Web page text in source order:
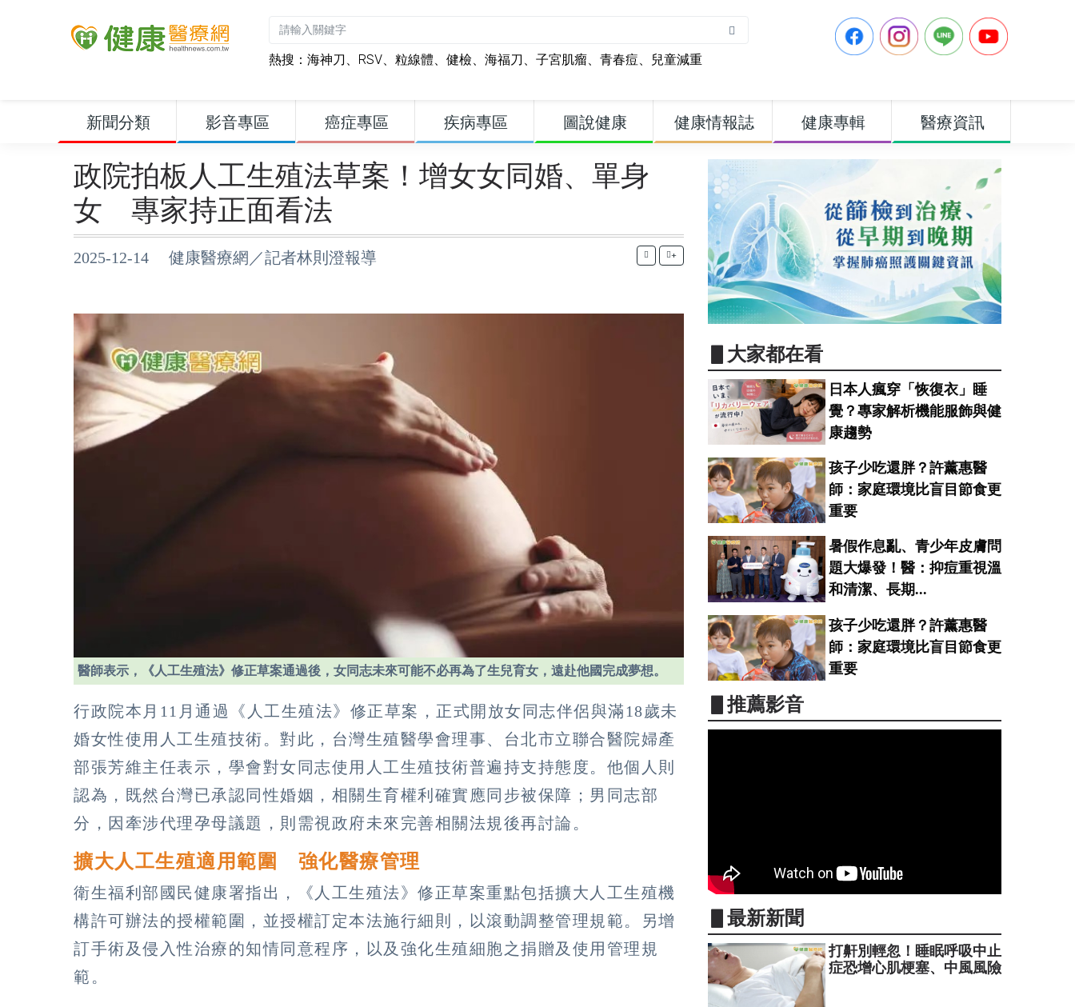
熱搜： 海神刀 、 RSV、 粒線體、 健檢、 海福刀 、 子宮肌瘤、 青春痘、 兒童減重
新聞分類 影音專區 癌症專區 疾病專區 圖說健康 健康情報誌 健康專輯 醫療資訊
政院拍板人工生殖法草案！增女女同婚、單身
女 專家持正面看法
2025-12-14 健康醫療網／記者林則澄報導 +
醫師表示，《人工生殖法》修正草案通過後，女同志未來可能不必再為了生兒育女，遠赴他國完成夢想。
行政院本月11月通過《人工生殖法》修正草案，正式開放女同志伴侶與滿18歲未
婚女性使用人工生殖技術。對此，台灣生殖醫學會理事、台北市立聯合醫院婦產
部張芳維主任表示，學會對女同志使用人工生殖技術普遍持支持態度。他個人則
認為，既然台灣已承認同性婚姻，相關生育權利確實應同步被保障；男同志部
分，因牽涉代理孕母議題，則需視政府未來完善相關法規後再討論。
擴大人工生殖適用範圍 強化醫療管理
衛生福利部國民健康署指出，《人工生殖法》修正草案重點包括擴大人工生殖機
構許可辦法的授權範圍，並授權訂定本法施行細則，以滾動調整管理規範。另增
訂手術及侵入性治療的知情同意程序，以及強化生殖細胞之捐贈及使用管理規
範。
▋大家都在看
日本人瘋穿「恢復衣」睡
覺？專家解析機能服飾與健
康趨勢
孩子少吃還胖？許薰惠醫
師：家庭環境比盲目節食更
重要
暑假作息亂、青少年皮膚問
題大爆發！醫：抑痘重視溫
和清潔、長期...
孩子少吃還胖？許薰惠醫
師：家庭環境比盲目節食更
重要
▋推薦影音
▋最新新聞
打鼾別輕忽！睡眠呼吸中止
症恐增心肌梗塞、中風風險